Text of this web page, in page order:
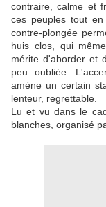
contraire, calme et
ces peuples tout
contre-plongée
huis clos, qui
mérite d'aborder et
peu oubliée.
amène un certain
lenteur, regrettable.
Lu et vu dans le
blanches, organisé